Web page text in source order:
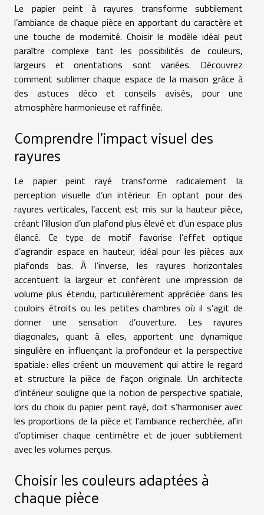
Le papier peint à rayures transforme subtilement
l’ambiance de chaque pièce en apportant du caractère et
une touche de modernité. Choisir le modèle idéal peut
paraître complexe tant les possibilités de couleurs,
largeurs et orientations sont variées. Découvrez
comment sublimer chaque espace de la maison grâce à
des astuces déco et conseils avisés, pour une
atmosphère harmonieuse et raffinée.
Comprendre l’impact visuel des
rayures
Le papier peint rayé transforme radicalement la
perception visuelle d’un intérieur. En optant pour des
rayures verticales, l’accent est mis sur la hauteur pièce,
créant l’illusion d’un plafond plus élevé et d’un espace plus
élancé. Ce type de motif favorise l’effet optique
d’agrandir espace en hauteur, idéal pour les pièces aux
plafonds bas. À l’inverse, les rayures horizontales
accentuent la largeur et confèrent une impression de
volume plus étendu, particulièrement appréciée dans les
couloirs étroits ou les petites chambres où il s’agit de
donner une sensation d’ouverture. Les rayures
diagonales, quant à elles, apportent une dynamique
singulière en influençant la profondeur et la perspective
spatiale : elles créent un mouvement qui attire le regard
et structure la pièce de façon originale. Un architecte
d’intérieur souligne que la notion de perspective spatiale,
lors du choix du papier peint rayé, doit s’harmoniser avec
les proportions de la pièce et l’ambiance recherchée, afin
d’optimiser chaque centimètre et de jouer subtilement
avec les volumes perçus.
Choisir les couleurs adaptées à
chaque pièce